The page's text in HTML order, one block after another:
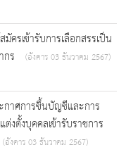
ครเข้ารับการเลือกสรรเป็น
ร
(อังคาร 03 ธันวาคม 2567)
กาศการขึ้นบัญชีและการ
งตั้งบุคคลเข้ารับราชการ
(อังคาร 03 ธันวาคม 2567)